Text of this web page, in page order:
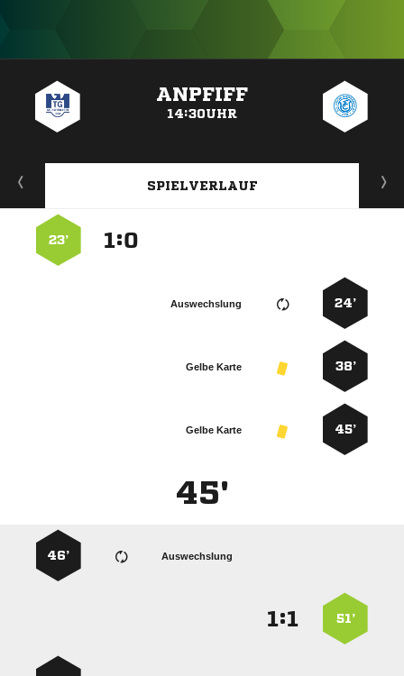
ANPFIFF
14:30UHR
SPIELVERLAUF
:
23’
24’
Auswechslung
38’
Gelbe Karte
45’
Gelbe Karte
45'
Auswechslung
46’
51’
: